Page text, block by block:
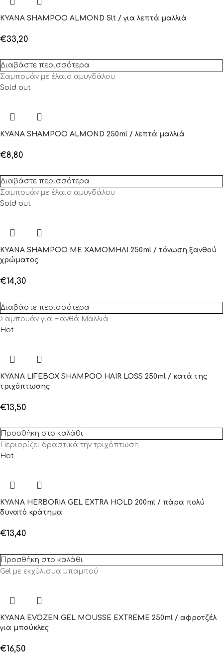
KYANA SHAMPOO ALMOND 5lt / για λεπτά μαλλιά
€33,20
Διαβάστε περισσότερα
Σαμπουάν με έλαιο αμυγδάλου
Sold out
KYANA SHAMPOO ALMOND 250ml / λεπτά μαλλιά
€8,80
Διαβάστε περισσότερα
Σαμπουάν με έλαιο αμυγδάλου
Sold out
KYANA SHAMPOO ΜΕ ΧΑΜΟΜΗΛΙ 250ml / τόνωση ξανθού
χρώματος
€14,30
Διαβάστε περισσότερα
Σαμπουάν για Ξανθά Μαλλιά
Hot
KYANA LIFEBOX SHAMPOO HAIR LOSS 250ml / κατά της
τριχόπτωσης
€13,50
Προσθήκη στο καλάθι
Περιορίζει δραστικά την τριχόπτωση
Hot
KYANA HERBORIA GEL EXTRA HOLD 200ml / πάρα πολύ
δυνατό κράτημα
€13,40
Προσθήκη στο καλάθι
Gel με εκχύλισμα μπαμπού
KYANA EVOZEN GEL MOUSSE EXTREME 250ml / αφροτζέλ
για μπούκλες
€16,50